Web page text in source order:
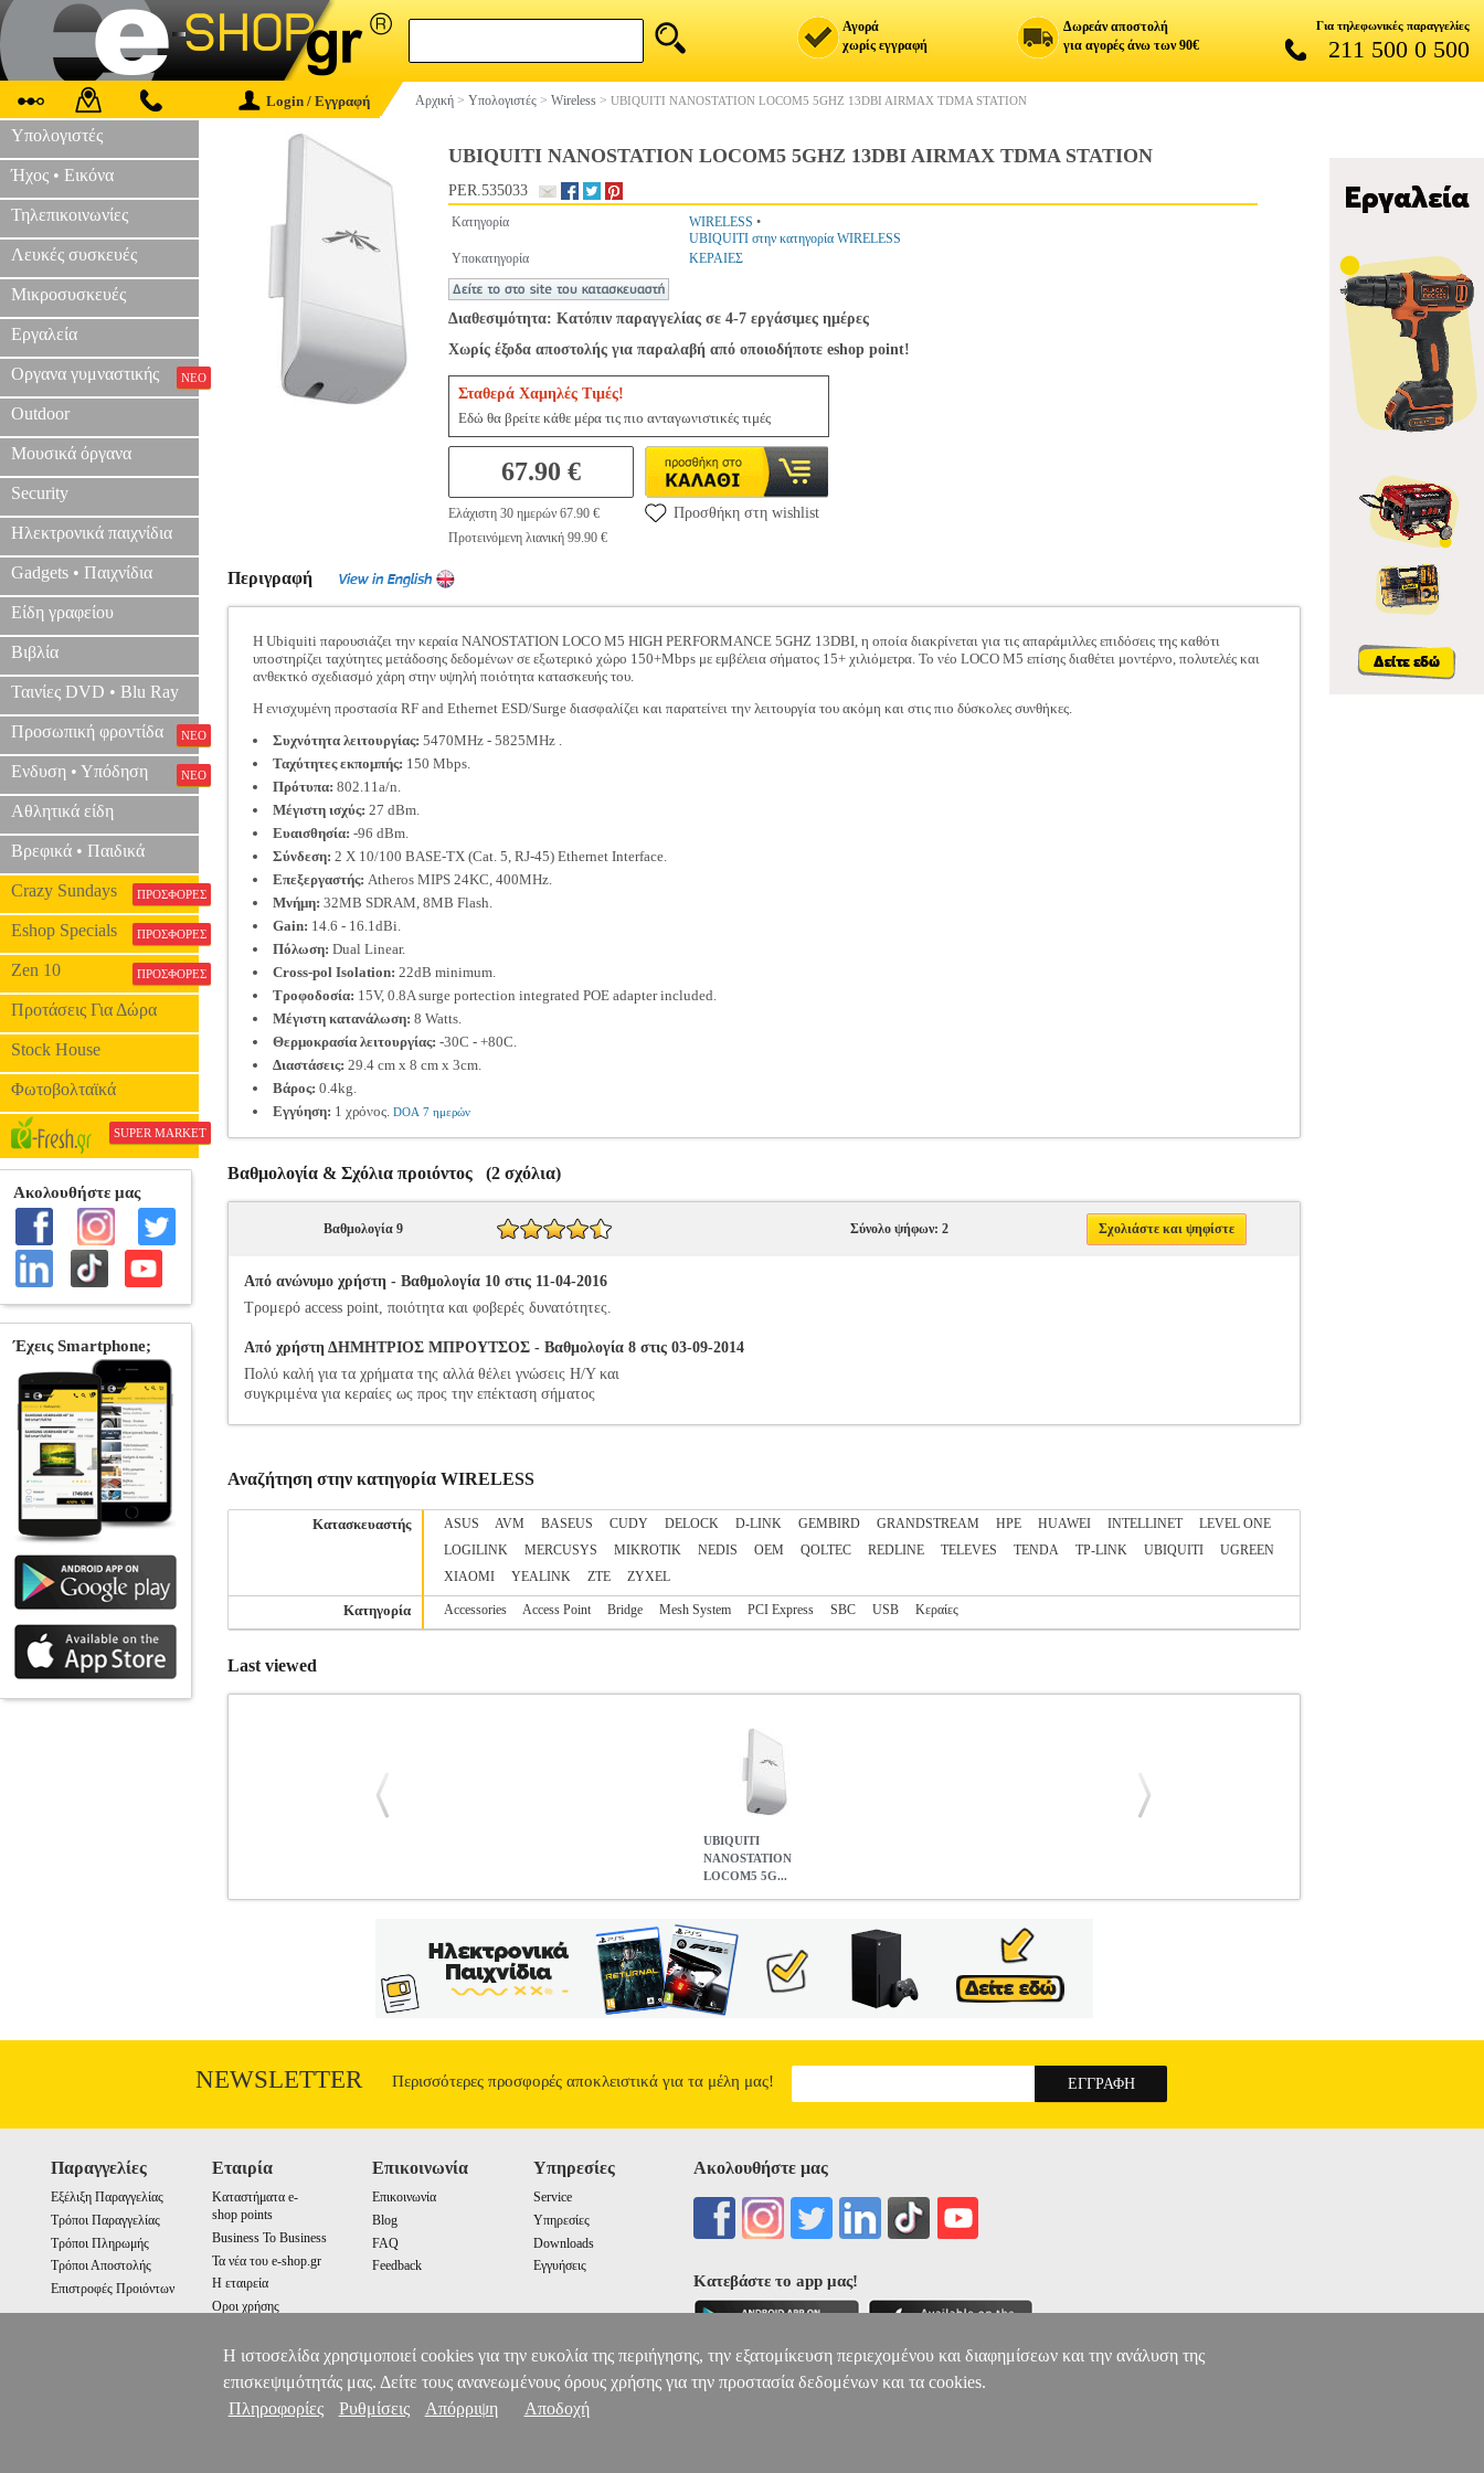
Αγορά
χωρίς εγγραφή
Δωρεάν αποστολή
για αγορές άνω των 90€
Για τηλεφωνικές παραγγελίες
211 500 0 500
Login / Εγγραφή Αρχική > Υπολογιστές > Wireless > UBIQUITI NANOSTATION LOCOM5 5GHZ 13DBI AIRMAX TDMA STATION
Υπολογιστές
Ήχος • Εικόνα
Τηλεπικοινωνίες
Λευκές συσκευές
Μικροσυσκευές
Εργαλεία
Οργανα γυμναστικής ΝΕΟ
Outdoor
Μουσικά όργανα
Security
Ηλεκτρονικά παιχνίδια
Gadgets • Παιχνίδια
Είδη γραφείου
Βιβλία
Ταινίες DVD • Blu Ray
Προσωπική φροντίδα ΝΕΟ
Ενδυση • Υπόδηση ΝΕΟ
Αθλητικά είδη
Βρεφικά • Παιδικά
Crazy Sundays ΠΡΟΣΦΟΡΕΣ
Eshop Specials ΠΡΟΣΦΟΡΕΣ
Zen 10 ΠΡΟΣΦΟΡΕΣ
Προτάσεις Για Δώρα
Stock House
Φωτοβολταϊκά
SUPER MARKET
UBIQUITI NANOSTATION LOCOM5 5GHZ 13DBI AIRMAX TDMA STATION
PER.535033
Κατηγορία WIRELESS •
UBIQUITI στην κατηγορία WIRELESS
Υποκατηγορία
ΚΕΡΑΙΕΣ
Διαθεσιμότητα: Κατόπιν παραγγελίας σε 4-7 εργάσιμες ημέρες
Χωρίς έξοδα αποστολής για παραλαβή από οποιοδήποτε eshop point!
Σταθερά Χαμηλές Τιμές!
Εδώ θα βρείτε κάθε μέρα τις πιο ανταγωνιστικές τιμές
67.90 €
Ελάχιστη 30 ημερών 67.90 €
Προτεινόμενη λιανική 99.90 €
Προσθήκη στη wishlist
Περιγραφή
Η Ubiquiti παρουσιάζει την κεραία NANOSTATION LOCO M5 HIGH PERFORMANCE 5GHZ 13DBI, η οποία διακρίνεται για τις απαράμιλλες επιδόσεις της καθότι
υποστηρίζει ταχύτητες μετάδοσης δεδομένων σε εξωτερικό χώρο 150+Mbps με εμβέλεια σήματος 15+ χιλιόμετρα. Το νέο LOCO M5 επίσης διαθέτει μοντέρνο, πολυτελές και
ανθεκτκό σχεδιασμό χάρη στην υψηλή ποιότητα κατασκευής του.
Η ενισχυμένη προστασία RF and Ethernet ESD/Surge διασφαλίζει και παρατείνει την λειτουργία του ακόμη και στις πιο δύσκολες συνθήκες.
Συχνότητα λειτουργίας: 5470MHz - 5825MHz .
Ταχύτητες εκπομπής: 150 Mbps.
Πρότυπα: 802.11a/n.
Μέγιστη ισχύς: 27 dBm.
Ευαισθησία: -96 dBm.
Σύνδεση: 2 X 10/100 BASE-TX (Cat. 5, RJ-45) Ethernet Interface.
Επεξεργαστής: Atheros MIPS 24KC, 400MHz.
Μνήμη: 32MB SDRAM, 8MB Flash.
Gain: 14.6 - 16.1dBi.
Πόλωση: Dual Linear.
Cross-pol Isolation: 22dB minimum.
Τροφοδοσία: 15V, 0.8A surge portection integrated POE adapter included.
Μέγιστη κατανάλωση: 8 Watts.
Θερμοκρασία λειτουργίας: -30C - +80C.
Διαστάσεις: 29.4 cm x 8 cm x 3cm.
Βάρος: 0.4kg.
Εγγύηση: 1 χρόνος. DOA 7 ημερών
Βαθμολογία & Σχόλια προιόντος (2 σχόλια)
Βαθμολογία 9 Σύνολο ψήφων: 2 Σχολιάστε και ψηφίστε
Από ανώνυμο χρήστη - Βαθμολογία 10 στις 11-04-2016
Τρομερό access point, ποιότητα και φοβερές δυνατότητες.
Από χρήστη ΔΗΜΗΤΡΙΟΣ ΜΠΡΟΥΤΣΟΣ - Βαθμολογία 8 στις 03-09-2014
Πολύ καλή για τα χρήματα της αλλά θέλει γνώσεις Η/Υ και
συγκριμένα για κεραίες ως προς την επέκταση σήματος
Αναζήτηση στην κατηγορία WIRELESS
Κατασκευαστής ASUS AVM BASEUS CUDY DELOCK D-LINK GEMBIRD GRANDSTREAM HPE HUAWEI INTELLINET
LEVEL ONE
LOGILINK
MERCUSYS MIKROTIK NEDIS OEM QOLTEC REDLINE TELEVES TENDA TP-LINK UBIQUITI
UGREEN
XIAOMI
YEALINK ZTE ZYXEL
Κατηγορία Accessories Access Point Bridge Mesh System PCI Express SBC USB Κεραίες
Last viewed
UBIQUITI
NANOSTATION
LOCOM5 5G...
Κατηγορία: WIRELESS •UBIQUITI στην κατηγορία WIRELESS Η Ubiquiti παρουσιάζει την κεραία NANOSTATION LOCO M5 HIGH PERFORMANCE
5GHZ 13DBI, η οποία διακρίνεται για τις απαράμιλλες επιδόσεις της καθότι υποστηρίζει ταχύτητες μετάδοσης δεδομένων σε εξωτερικό χώρο 150+Mbps με
εμβέλεια σήματος 15+ χιλιόμετρα. Το νέο LOCO M5 επίσης διαθέτει μοντέρνο, πολυτελές και ανθεκτκό σχεδιασμό χάρη στην υψηλή ποιότητα κατασκευής
του. Η ενισχυμένη προστασία RF and Ethernet ESD/Surge διασφαλίζει και παρατείνει την λειτουργία του ακόμη και στις πιο δύσκολες συνθήκες. • Συχνότητα
λειτουργίας: 5470MHz - 5825MHz . • Ταχύτητες εκπομπής: 150 Mbps. • Πρότυπα: 802.11a/n. • Μέγιστη ισχύς: 27 dBm. • Ευαισθησία: -96 dBm. • Σύνδεση: 2
κατανάλωση: 8 Watts. • Θερμοκρασία λειτουργίας: -30C - +80C. • Διαστάσεις: 29.4 cm x 8 cm x 3cm. • Βάρος: 0.4kg. • Εγγύηση: 1 χρόνος. DOA 7 ημερών
UBIQUITI NANOSTATION LOCOM5 5GHZ 13DBI AIRMAX TDMA STATION
9 2 2
NEWSLETTER Περισσότερες προσφορές αποκλειστικά για τα μέλη μας!
Παραγγελίες
Εξέλιξη Παραγγελίας
Τρόποι Παραγγελίας
Τρόποι Πληρωμής
Τρόποι Αποστολής
Επιστροφές Προιόντων
Εταιρία
Καταστήματα e-
shop points
Business To Business
Τα νέα του e-shop.gr
Η εταιρεία
Οροι χρήσης
Επικοινωνία
Επικοινωνία
Blog
FAQ
Feedback
Υπηρεσίες
Service
Υπηρεσίες
Downloads
Εγγυήσεις
Ακολουθήστε μας
Κατεβάστε το app μας!
Η ιστοσελίδα χρησιμοποιεί cookies για την ευκολία της περιήγησης, την εξατομίκευση περιεχομένου και διαφημίσεων και την ανάλυση της
επισκεψιμότητάς μας. Δείτε τους ανανεωμένους όρους χρήσης για την προστασία δεδομένων και τα cookies.
Πληροφορίες
Ρυθμίσεις Απόρριψη Αποδοχή